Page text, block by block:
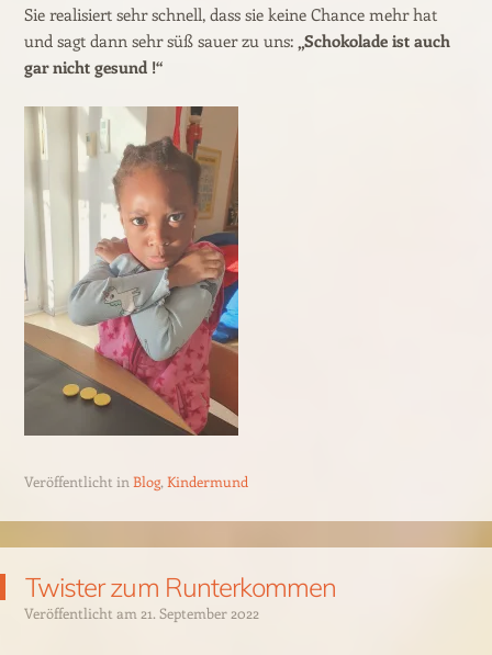
Sie realisiert sehr schnell, dass sie keine Chance mehr hat
und sagt dann sehr süß sauer zu uns: „Schokolade ist auch
gar nicht gesund !“
Veröffentlicht in Blog, Kindermund
Twister zum Runterkommen
Veröffentlicht am 21. September 2022